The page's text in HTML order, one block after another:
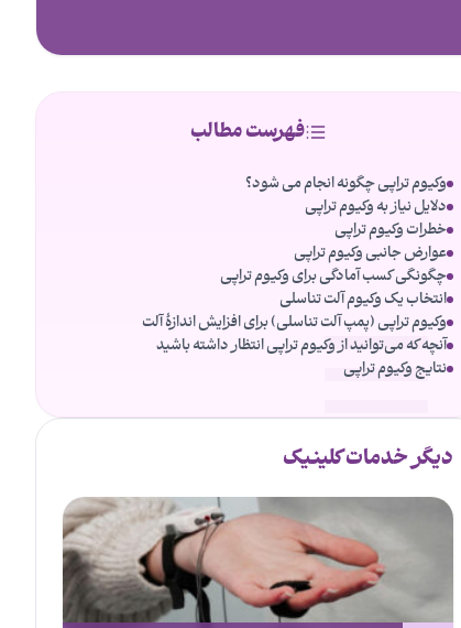
فهرست مطالب
وکیوم تراپی چگونه انجام می شود؟
دلایل نیاز به وکیوم تراپی
خطرات وکیوم تراپی
عوارض جانبی وکیوم تراپی
چگونگی کسب آمادگی برای وکیوم تراپی
انتخاب یک وکیوم آلت تناسلی
وکیوم تراپی (پمپ آلت تناسلی) برای افزایش اندازۀ آلت
آنچه که می‌توانید از وکیوم تراپی انتظار داشته باشید
نتایج وکیوم تراپی
دیگر خدمات کلینیک